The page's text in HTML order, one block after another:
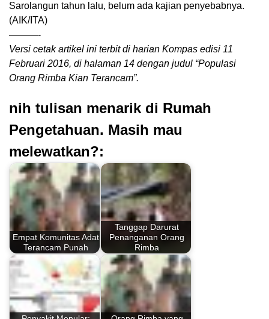
Sarolangun tahun lalu, belum ada kajian penyebabnya.
(AIK/ITA)
———-
Versi cetak artikel ini terbit di harian Kompas edisi 11
Februari 2016, di halaman 14 dengan judul “Populasi
Orang Rimba Kian Terancam”.
nih tulisan menarik di Rumah
Pengetahuan. Masih mau
melewatkan?:
Empat Komunitas Adat
Terancam Punah
Tanggap Darurat
Penanganan Orang
Rimba